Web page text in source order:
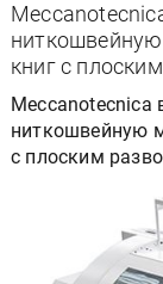
книг с
Meccanotecnica
ниткошвейную
с плоским